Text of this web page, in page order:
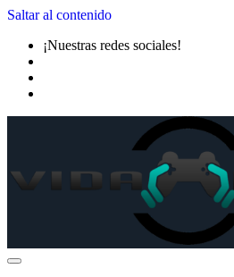
Saltar al contenido
¡Nuestras redes sociales!